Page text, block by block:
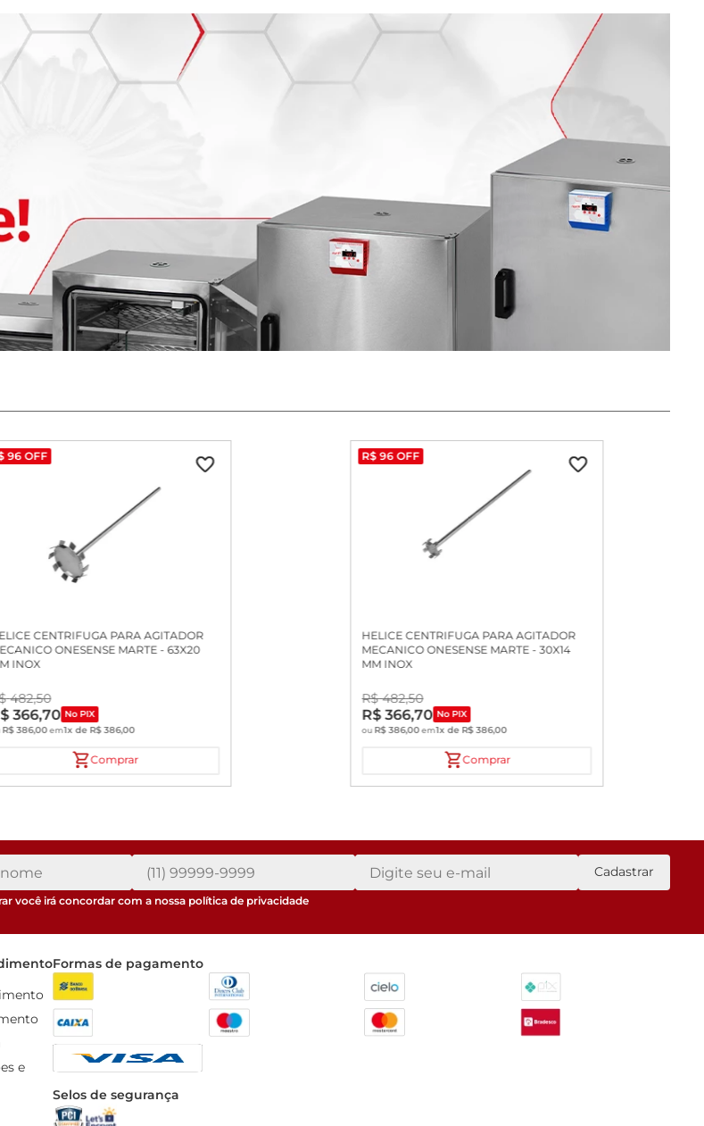
96 OFF
CENTRIFUGA PARA AGITADOR
ONESENSE MARTE - 63X20
INOX
482,50
366,70 No PIX
R$ 386,00em1x de R$ 386,00
Comprar
R$ 96 OFF
HELICE CENTRIFUGA PARA AGITADOR
MECANICO ONESENSE MARTE - 30X14
MM INOX
R$ 482,50
R$ 366,70 No PIX
ou R$ 386,00em1x de R$ 386,00
Comprar
Cadastrar
você irá concordar com a nossa política de privacidade
e
Formas de pagamento
Selos de segurança